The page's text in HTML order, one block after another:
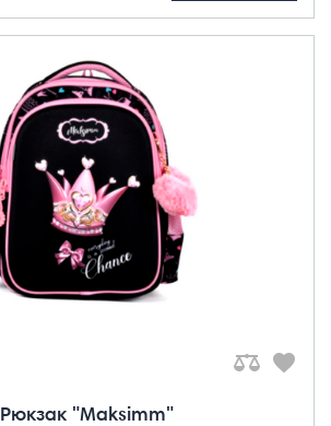
Рюкзак "Maksimm"